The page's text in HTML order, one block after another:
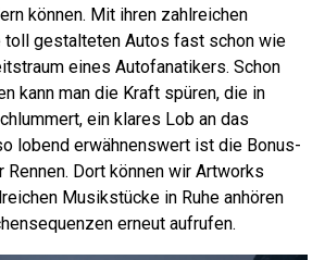
können. Mit ihren zahlreichen
toll gestalteten Autos fast schon wie
eines Autofanatikers. Schon
kann man die Kraft spüren, die in
ein klares Lob an das
lobend erwähnenswert ist die Bonus-
Dort können wir Artworks
Musikstücke in Ruhe anhören
erneut aufrufen.